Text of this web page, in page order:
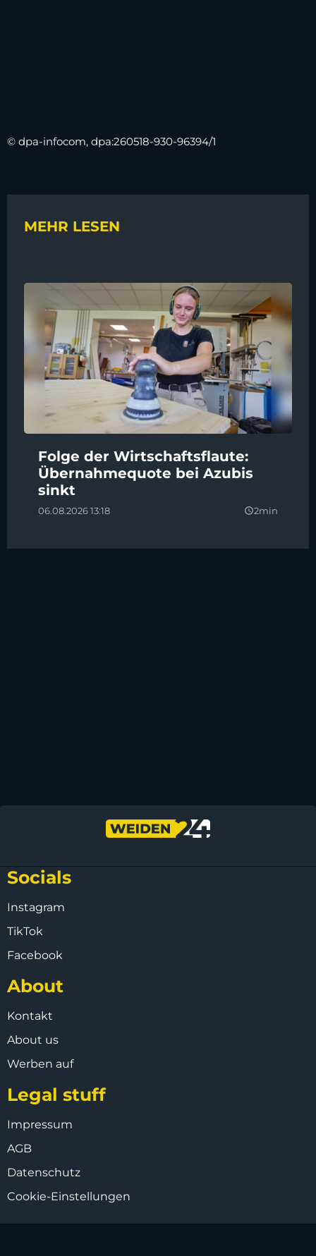
© dpa-infocom, dpa:260518-930-96394/1
MEHR LESEN
Folge der Wirtschaftsflaute:
Übernahmequote bei Azubis
sinkt
06.08.2026 13:18 query_builder2min
Socials
Instagram
TikTok
Facebook
About
Kontakt
About us
Werben auf
Legal stuff
Impressum
AGB
Datenschutz
Cookie-Einstellungen